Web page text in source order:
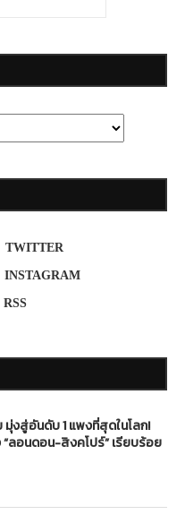
TWITTER
INSTAGRAM
RSS
มุ่งสู่อันดับ 1 แพงที่สุดในโลก!
“ลอนดอน-สิงคโปร์” เรียบร้อย